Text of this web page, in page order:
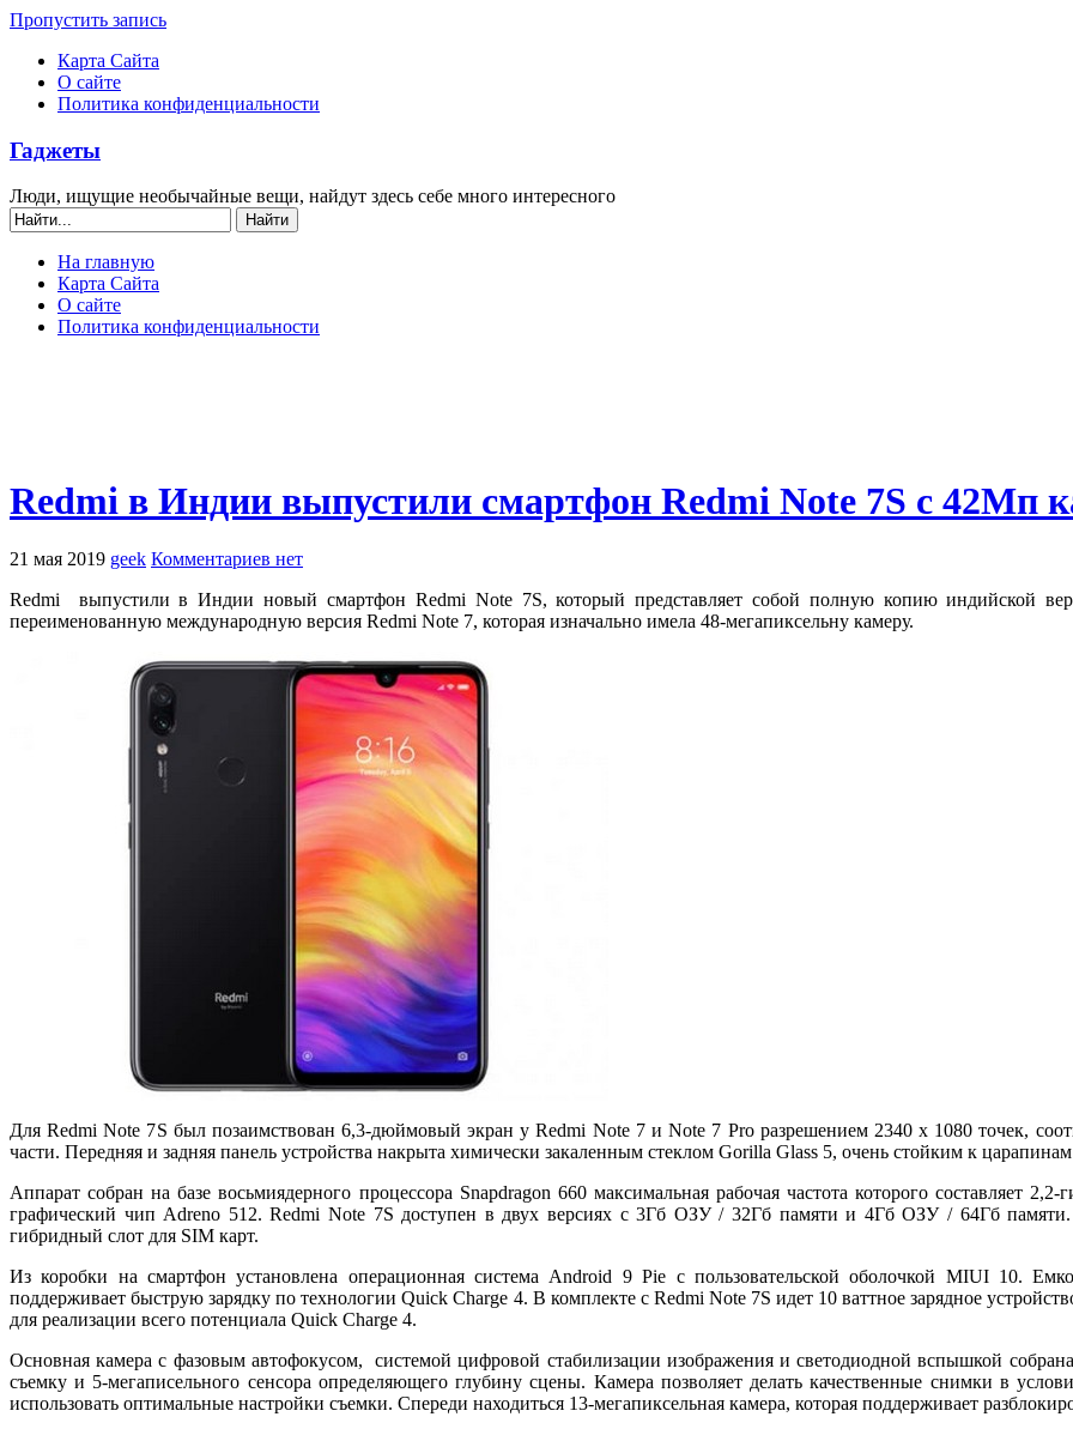
Пропустить запись
Карта Сайта
О сайте
Политика конфиденциальности
Гаджеты
Люди, ищущие необычайные вещи, найдут здесь себе много интересного
На главную
Карта Сайта
О сайте
Политика конфиденциальности
Redmi в Индии выпустили смартфон Redmi Note 7S с 42Мп
21 мая 2019 geek Комментариев нет
Redmi выпустили в Индии новый смартфон Redmi Note 7S, который представляет собой полную копию индийской
переименованную международную версия Redmi Note 7, которая изначально имела 48-мегапиксельну камеру.
Для Redmi Note 7S был позаимствован 6,3-дюймовый экран у Redmi Note 7 и Note 7 Pro разрешением 2340 x 1080 точек,
части. Передняя и задняя панель устройства накрыта химически закаленным стеклом Gorilla Glass 5, очень стойким к
Аппарат собран на базе восьмиядерного процессора Snapdragon 660 максимальная рабочая частота которого составляет
графический чип Adreno 512. Redmi Note 7S доступен в двух версиях с 3Гб ОЗУ / 32Гб памяти и 4Гб ОЗУ / 64Гб памяти.
гибридный слот для SIM карт.
Из коробки на смартфон установлена операционная система Android 9 Pie с пользовательской оболочкой MIUI 10.
поддерживает быструю зарядку по технологии Quick Charge 4. В комплекте с Redmi Note 7S идет 10 ваттное зарядное
для реализации всего потенциала Quick Charge 4.
Основная камера с фазовым автофокусом, системой цифровой стабилизации изображения и светодиодной вспышкой
съемку и 5-мегаписельного сенсора определяющего глубину сцены. Камера позволяет делать качественные снимки в
использовать оптимальные настройки съемки. Спереди находиться 13-мегапиксельная камера, которая поддерживает